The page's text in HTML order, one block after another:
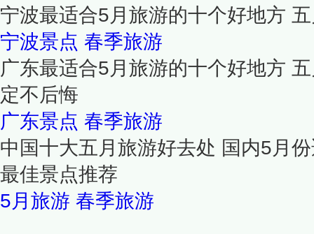
宁波最适合5月旅游的十个好地方
宁波景点 春季旅游
广东最适合5月旅游的十个好地方
定不后悔
广东景点 春季旅游
中国十大五月旅游好去处 国内5月
最佳景点推荐
5月旅游 春季旅游